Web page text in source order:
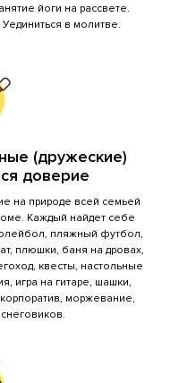
йоги на рассвете.
в молитве.
(дружеские)
доверие
на природе всей семьей
Каждый найдет себе
пляжный футбол,
плюшки, баня на дровах,
квесты, настольные
игра на гитаре, шашки,
моржевание,